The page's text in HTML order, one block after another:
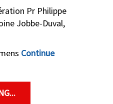
Pr Philippe
Jobbe-Duval,
Continue